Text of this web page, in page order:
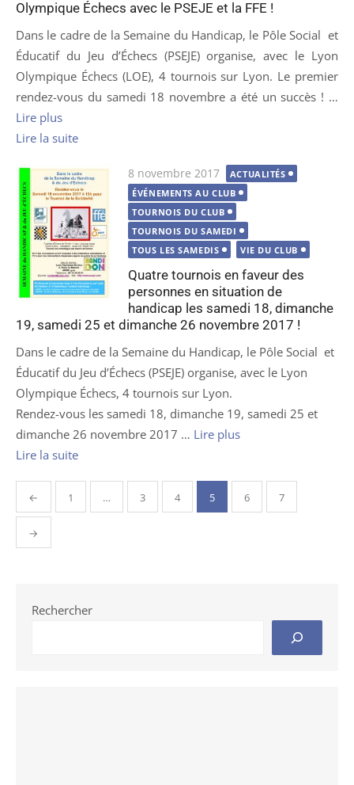
Olympique Échecs avec le PSEJE et la FFE !
Dans le cadre de la Semaine du Handicap, le Pôle Social et
Éducatif du Jeu d’Échecs (PSEJE) organise, avec le Lyon
Olympique Échecs (LOE), 4 tournois sur Lyon. Le premier
rendez-vous du samedi 18 novembre a été un succès ! …
Lire plus
Lire la suite
Publié
le
8 novembre 2017
ACTUALITÉS
ÉVÉNEMENTS AU CLUB
TOURNOIS DU CLUB
TOURNOIS DU SAMEDI
TOUS LES SAMEDIS
VIE DU CLUB
Quatre tournois en faveur des
personnes en situation de
handicap les samedi 18, dimanche
19, samedi 25 et dimanche 26 novembre 2017 !
Dans le cadre de la Semaine du Handicap, le Pôle Social et
Éducatif du Jeu d’Échecs (PSEJE) organise, avec le Lyon
Olympique Échecs, 4 tournois sur Lyon.
Rendez-vous les samedi 18, dimanche 19, samedi 25 et
dimanche 26 novembre 2017 … Lire plus
Lire la suite
Pagination
des
publications
← 1 … 3 4 5 6 7
→
Rechercher